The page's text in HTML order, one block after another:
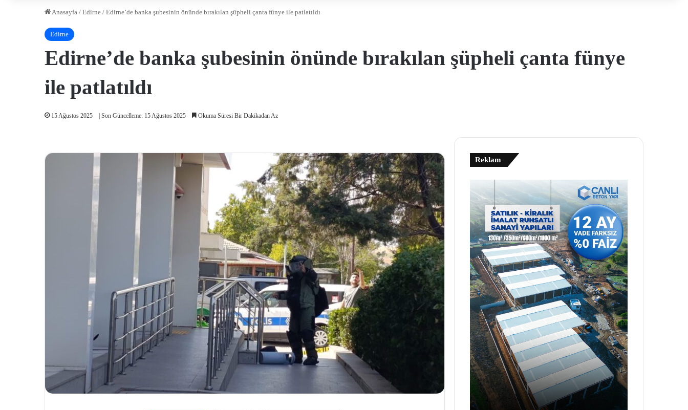
Anasayfa / Edirne / Edirne’de banka şubesinin önünde bırakılan şüpheli çanta fünye ile patlatıldı
Edirne
Edirne’de banka şubesinin önünde bırakılan şüpheli çanta fünye
ile patlatıldı
15 Ağustos 2025 | Son Güncelleme: 15 Ağustos 2025 Okuma Süresi Bir Dakikadan Az
Reklam